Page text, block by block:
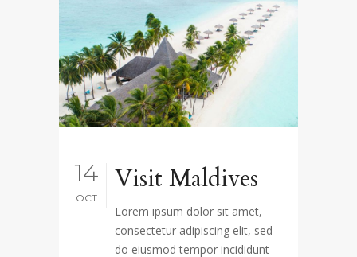
14
OCT
Visit Maldives
Lorem ipsum dolor sit amet,
consectetur adipiscing elit, sed
do eiusmod tempor incididunt